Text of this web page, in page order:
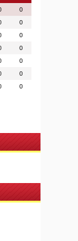
0
0
0
0
0
0
0